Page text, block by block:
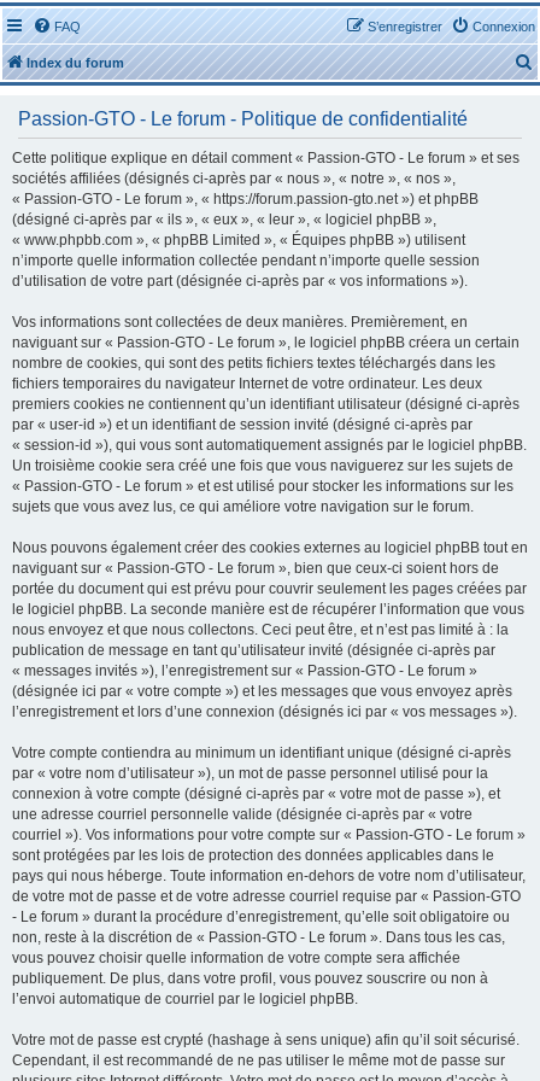
FAQ Connexion
S’enregistrer
Index du forum
e
Passion-GTO - Le forum - Politique de confidentialité
Cette politique explique en détail comment « Passion-GTO - Le forum » et ses
sociétés affiliées (désignés ci-après par « nous », « notre », « nos »,
« Passion-GTO - Le forum », « https://forum.passion-gto.net ») et phpBB
(désigné ci-après par « ils », « eux », « leur », « logiciel phpBB »,
« www.phpbb.com », « phpBB Limited », « Équipes phpBB ») utilisent
n’importe quelle information collectée pendant n’importe quelle session
d’utilisation de votre part (désignée ci-après par « vos informations »).
Vos informations sont collectées de deux manières. Premièrement, en
naviguant sur « Passion-GTO - Le forum », le logiciel phpBB créera un certain
nombre de cookies, qui sont des petits fichiers textes téléchargés dans les
fichiers temporaires du navigateur Internet de votre ordinateur. Les deux
premiers cookies ne contiennent qu’un identifiant utilisateur (désigné ci-après
par « user-id ») et un identifiant de session invité (désigné ci-après par
« session-id »), qui vous sont automatiquement assignés par le logiciel phpBB.
Un troisième cookie sera créé une fois que vous naviguerez sur les sujets de
« Passion-GTO - Le forum » et est utilisé pour stocker les informations sur les
sujets que vous avez lus, ce qui améliore votre navigation sur le forum.
Nous pouvons également créer des cookies externes au logiciel phpBB tout en
naviguant sur « Passion-GTO - Le forum », bien que ceux-ci soient hors de
portée du document qui est prévu pour couvrir seulement les pages créées par
le logiciel phpBB. La seconde manière est de récupérer l’information que vous
nous envoyez et que nous collectons. Ceci peut être, et n’est pas limité à : la
publication de message en tant qu’utilisateur invité (désignée ci-après par
« messages invités »), l’enregistrement sur « Passion-GTO - Le forum »
(désignée ici par « votre compte ») et les messages que vous envoyez après
l’enregistrement et lors d’une connexion (désignés ici par « vos messages »).
Votre compte contiendra au minimum un identifiant unique (désigné ci-après
par « votre nom d’utilisateur »), un mot de passe personnel utilisé pour la
connexion à votre compte (désigné ci-après par « votre mot de passe »), et
une adresse courriel personnelle valide (désignée ci-après par « votre
courriel »). Vos informations pour votre compte sur « Passion-GTO - Le forum »
sont protégées par les lois de protection des données applicables dans le
pays qui nous héberge. Toute information en-dehors de votre nom d’utilisateur,
de votre mot de passe et de votre adresse courriel requise par « Passion-GTO
- Le forum » durant la procédure d’enregistrement, qu’elle soit obligatoire ou
non, reste à la discrétion de « Passion-GTO - Le forum ». Dans tous les cas,
vous pouvez choisir quelle information de votre compte sera affichée
publiquement. De plus, dans votre profil, vous pouvez souscrire ou non à
l’envoi automatique de courriel par le logiciel phpBB.
Votre mot de passe est crypté (hashage à sens unique) afin qu’il soit sécurisé.
Cependant, il est recommandé de ne pas utiliser le même mot de passe sur